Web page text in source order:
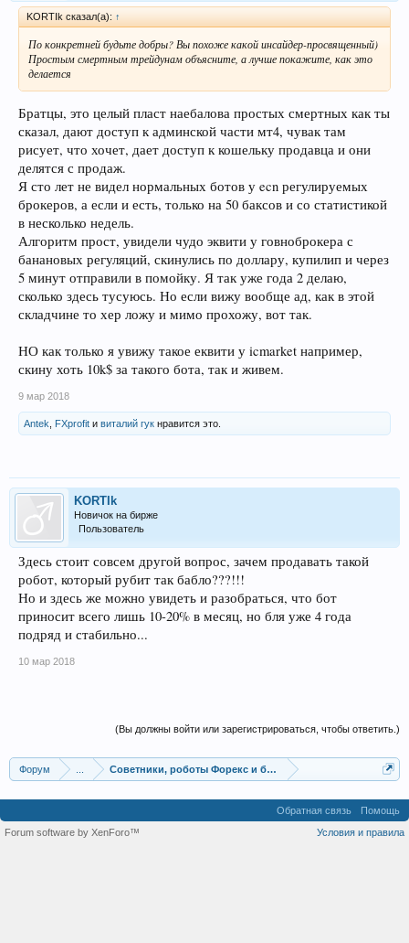
KORTIk сказал(а): ↑
По конкретней будьте добры? Вы похоже какой инсайдер-просвященный)
Простым смертным трейдунам объясните, а лучше покажите, как это
делается
Братцы, это целый пласт наебалова простых смертных как ты
сказал, дают доступ к админской части мт4, чувак там
рисует, что хочет, дает доступ к кошельку продавца и они
делятся с продаж.
Я сто лет не видел нормальных ботов у ecn регулируемых
брокеров, а если и есть, только на 50 баксов и со статистикой
в несколько недель.
Алгоритм прост, увидели чудо эквити у говноброкера с
банановых регуляций, скинулись по доллару, купилип и через
5 минут отправили в помойку. Я так уже года 2 делаю,
сколько здесь тусуюсь. Но если вижу вообще ад, как в этой
складчине то хер ложу и мимо прохожу, вот так.
НО как только я увижу такое еквити у icmarket например,
скину хоть 10k$ за такого бота, так и живем.
9 мар 2018
Antek FXprofit и виталий гук нравится это.
KORTIk
Новичок на бирже
Пользователь
Здесь стоит совсем другой вопрос, зачем продавать такой
робот, который рубит так бабло???!!!
Но и здесь же можно увидеть и разобраться, что бот
приносит всего лишь 10-20% в месяц, но бля уже 4 года
подряд и стабильно...
10 мар 2018
(Вы должны войти или зарегистрироваться, чтобы ответить.)
Форум Советники, роботы Форекс и бинарных опционов
Обратная связь
Помощь
Условия и правила
Forum software by XenForo™